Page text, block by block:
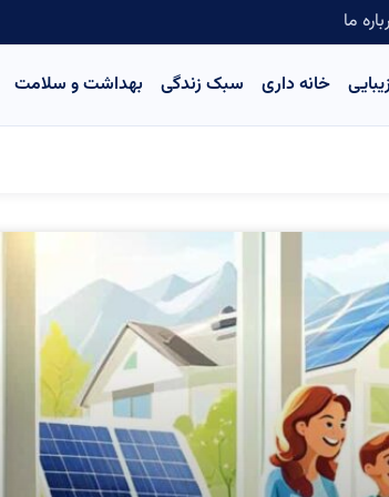
ما
خانه داری سبک زندگی بهداشت و سلامت
Page